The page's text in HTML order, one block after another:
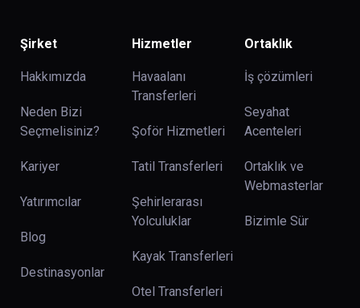
Şirket
Hakkımızda
Neden Bizi
Seçmelisiniz?
Kariyer
Yatırımcılar
Blog
Destinasyonlar
Hizmetler
Havaalanı
Transferleri
Şoför Hizmetleri
Tatil Transferleri
Şehirlerarası
Yolculuklar
Kayak Transferleri
Otel Transferleri
Ortaklık
İş çözümleri
Seyahat
Acenteleri
Ortaklık ve
Webmasterlar
Bizimle Sür